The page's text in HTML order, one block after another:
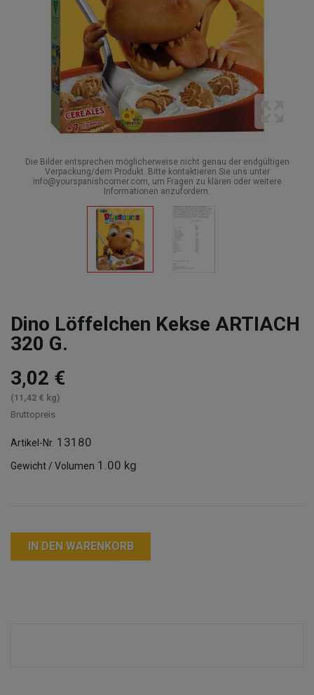
Die Bilder entsprechen möglicherweise nicht genau der endgültigen
Verpackung/dem Produkt. Bitte kontaktieren Sie uns unter
info@yourspanishcorner.com, um Fragen zu klären oder weitere
Informationen anzufordern.
Dino Löffelchen Kekse ARTIACH
320 G.
3,02 €
(11,42 € kg)
Bruttopreis
Artikel-Nr. 13180
Gewicht / Volumen 1.00 kg
IN DEN WARENKORB